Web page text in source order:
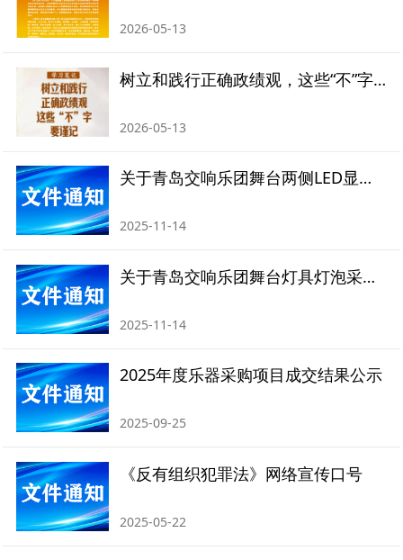
2026-05-13
树立和践行正确政绩观，这些“不”字要谨记
2026-05-13
关于青岛交响乐团舞台两侧LED显示屏更换的比价招标公告
2025-11-14
关于青岛交响乐团舞台灯具灯泡采购的比价招标公告
2025-11-14
2025年度乐器采购项目成交结果公示
2025-09-25
《反有组织犯罪法》网络宣传口号
2025-05-22